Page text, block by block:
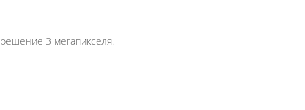
3 мегапикселя.